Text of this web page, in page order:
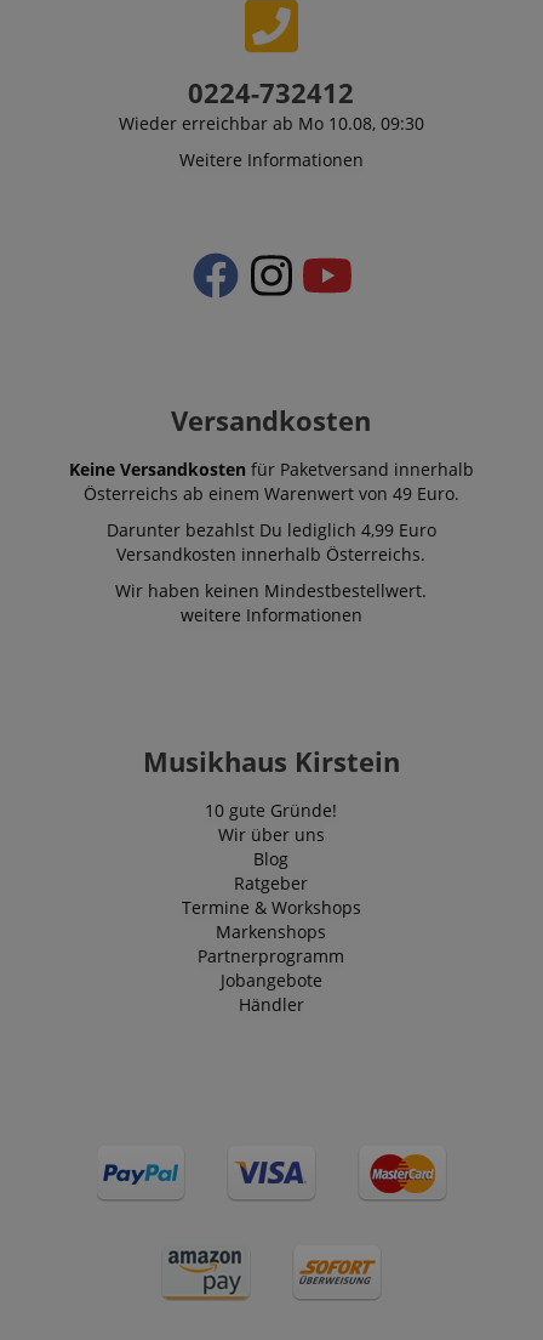
0224-732412
Wieder erreichbar ab Mo 10.08, 09:30
Weitere Informationen
Versandkosten
Keine Versandkosten für Paketversand innerhalb
Österreichs ab einem Warenwert von 49 Euro.
Darunter bezahlst Du lediglich 4,99 Euro
Versandkosten innerhalb Österreichs.
Wir haben keinen Mindestbestellwert.
weitere Informationen
Musikhaus Kirstein
10 gute Gründe!
Wir über uns
Blog
Ratgeber
Termine & Workshops
Markenshops
Partnerprogramm
Jobangebote
Händler